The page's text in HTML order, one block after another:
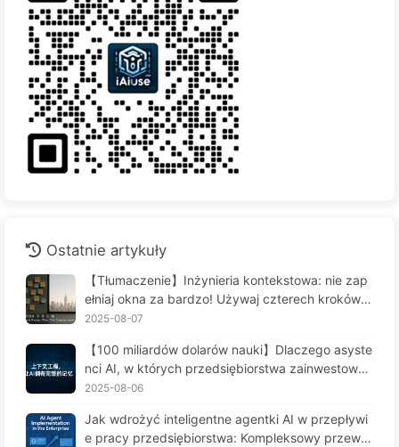
Ostatnie artykuły
【Tłumaczenie】Inżynieria kontekstowa: nie zap
ełniaj okna za bardzo! Używaj czterech kroków d
o zarządzania kontekstem, bądź czujny na zafał
ewnątrz — Uczymy się AI powoli 170
2025-08-07
【100 miliardów dolarów nauki】Dlaczego asyste
nci AI, w których przedsiębiorstwa zainwestował
y fortunę, cierpią na "amnezję" w kluczowych mo
wydajności? — Powoli ucz się AI 169
2025-08-06
Jak wdrożyć inteligentne agentki AI w przepływi
e pracy przedsiębiorstwa: Kompleksowy przewo